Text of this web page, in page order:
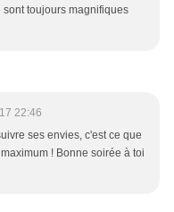
toujours magnifiques
22:46
ses envies, c'est ce que
! Bonne soirée à toi